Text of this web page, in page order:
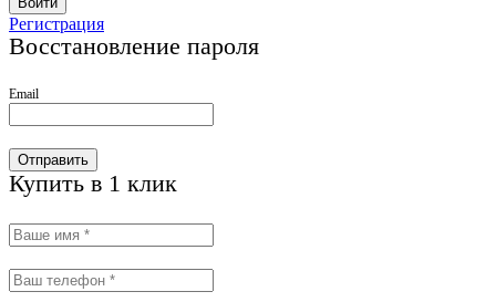
Регистрация
Восстановление пароля
Email
Отправить
Купить в 1 клик